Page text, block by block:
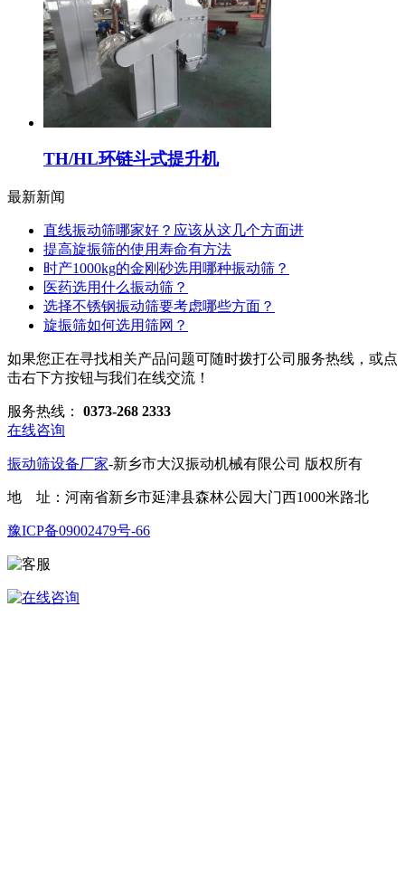
TH/HL环链斗式提升机
最新新闻
直线振动筛哪家好？应该从这几个方面进
提高旋振筛的使用寿命有方法
时产1000kg的金刚砂选用哪种振动筛？
医药选用什么振动筛？
选择不锈钢振动筛要考虑哪些方面？
旋振筛如何选用筛网？
如果您正在寻找相关产品问题可随时拨打公司服务热线，或点
击右下方按钮与我们在线交流！
服务热线：
0373-268 2333
在线咨询
振动筛设备厂家-新乡市大汉振动机械有限公司 版权所有
地 址：河南省新乡市延津县森林公园大门西1000米路北
豫ICP备09002479号-66